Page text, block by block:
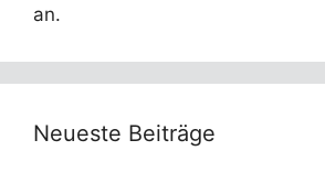
an.
Neueste Beiträge